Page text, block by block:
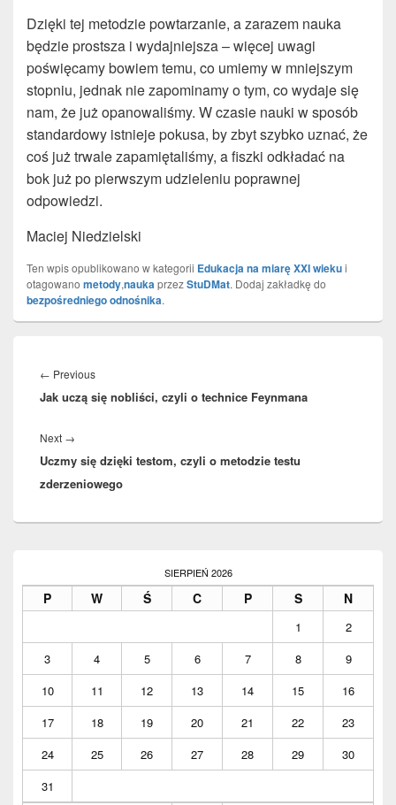
Dzięki tej metodzie powtarzanie, a zarazem nauka
będzie prostsza i wydajniejsza – więcej uwagi
poświęcamy bowiem temu, co umiemy w mniejszym
stopniu, jednak nie zapominamy o tym, co wydaje się
nam, że już opanowaliśmy. W czasie nauki w sposób
standardowy istnieje pokusa, by zbyt szybko uznać, że
coś już trwale zapamiętaliśmy, a fiszki odkładać na
bok już po pierwszym udzieleniu poprawnej
odpowiedzi.
Maciej Niedzielski
Ten wpis opublikowano w kategorii Edukacja na miarę XXI wiekui
otagowano metody,naukaprzezStuDMat. Dodaj zakładkę do
bezpośredniego odnośnika.
wpisu
← Previous
post:
Jak uczą się nobliści, czyli o technice Feynmana
Next →
post:
Uczmy się dzięki testom, czyli o metodzie testu
zderzeniowego
Widget
SIERPIEŃ 2026
P W Ś C P S N
1
2
3
4 5 6 7 8
9
10
11 12 13 14 15
16
17
18 19 20 21 22
23
24
25 26 27 28 29
30
31